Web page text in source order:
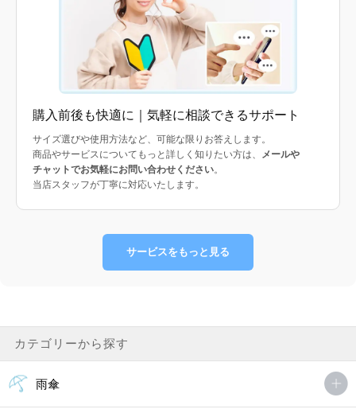
購入前後も快適に｜気軽に相談できるサポート
サイズ選びや使用方法など、可能な限りお答えします。
商品やサービスについてもっと詳しく知りたい方は、 メールや
チャットでお気軽にお問い合わせください。
当店スタッフが丁寧に対応いたします。
サービスをもっと見る
カテゴリーから探す
雨傘